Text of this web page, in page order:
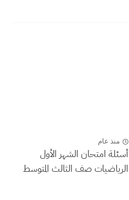
منذ عام
أسئلة امتحان الشهر الأول
الرياضيات صف الثالث المتوسط